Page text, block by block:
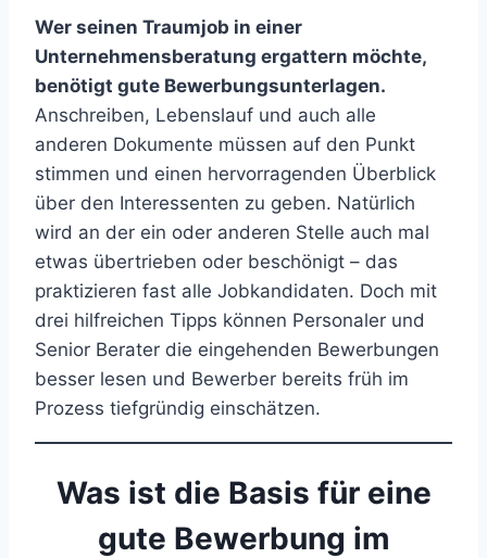
Wer seinen Traumjob in einer
Unternehmensberatung ergattern möchte,
benötigt gute Bewerbungsunterlagen.
Anschreiben, Lebenslauf und auch alle
anderen Dokumente müssen auf den Punkt
stimmen und einen hervorragenden Überblick
über den Interessenten zu geben. Natürlich
wird an der ein oder anderen Stelle auch mal
etwas übertrieben oder beschönigt – das
praktizieren fast alle Jobkandidaten. Doch mit
drei hilfreichen Tipps können Personaler und
Senior Berater die eingehenden Bewerbungen
besser lesen und Bewerber bereits früh im
Prozess tiefgründig einschätzen.
Was ist die Basis für eine
gute Bewerbung im